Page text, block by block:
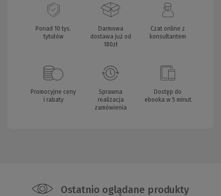
Ponad 10 tys.
tytułów
Darmowa
dostawa już od
180zł
Czat online z
konsultantem
Promocyjne ceny
i rabaty
Sprawna
realizacja
zamówienia
Dostęp do
ebooka w 5 minut
Ostatnio oglądane produkty